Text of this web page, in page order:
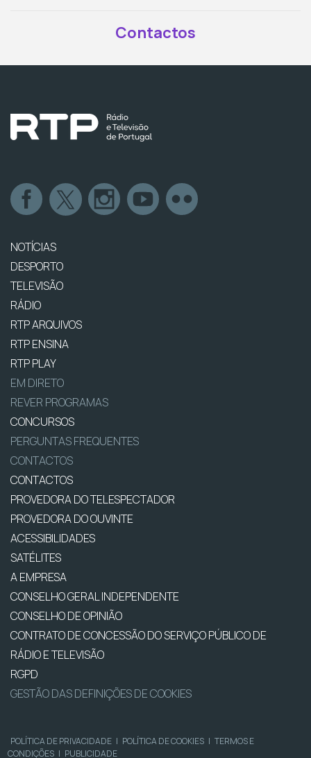
Contactos
NOTÍCIAS
DESPORTO
TELEVISÃO
RÁDIO
RTP ARQUIVOS
RTP ENSINA
RTP PLAY
EM DIRETO
REVER PROGRAMAS
CONCURSOS
PERGUNTAS FREQUENTES
CONTACTOS
CONTACTOS
PROVEDORA DO TELESPECTADOR
PROVEDORA DO OUVINTE
ACESSIBILIDADES
SATÉLITES
A EMPRESA
CONSELHO GERAL INDEPENDENTE
CONSELHO DE OPINIÃO
CONTRATO DE CONCESSÃO DO SERVIÇO PÚBLICO DE
RÁDIO E TELEVISÃO
RGPD
GESTÃO DAS DEFINIÇÕES DE COOKIES
POLÍTICA DE PRIVACIDADE | POLÍTICA DE COOKIES | TERMOS E
CONDIÇÕES | PUBLICIDADE